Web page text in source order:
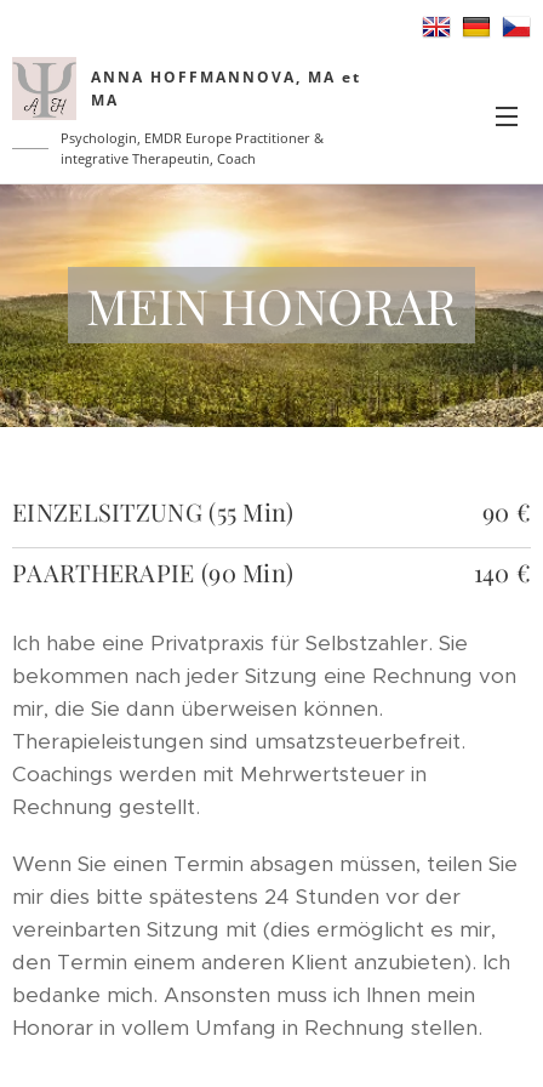
ANNA HOFFMANNOVA, MA et
MA
Psychologin, EMDR Europe Practitioner &
integrative Therapeutin, Coach
MEIN HONORAR
EINZELSITZUNG (55 Min)
90 €
PAARTHERAPIE (90 Min)
140 €
Ich habe eine Privatpraxis für Selbstzahler. Sie
bekommen nach jeder Sitzung eine Rechnung von
mir, die Sie dann überweisen können.
Therapieleistungen sind umsatzsteuerbefreit.
Coachings werden mit Mehrwertsteuer in
Rechnung gestellt.
Wenn Sie einen Termin absagen müssen, teilen Sie
mir dies bitte spätestens 24 Stunden vor der
vereinbarten Sitzung mit (dies ermöglicht es mir,
den Termin einem anderen Klient anzubieten). Ich
bedanke mich. Ansonsten muss ich Ihnen mein
Honorar in vollem Umfang in Rechnung stellen.